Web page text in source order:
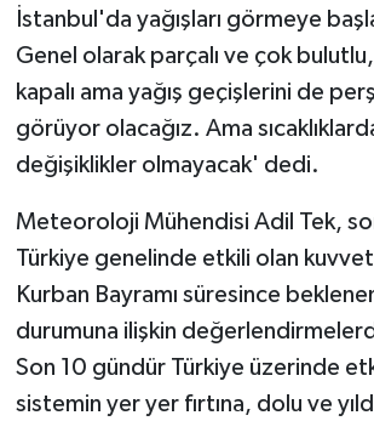
İstanbul'da yağışları görmeye
Genel olarak parçalı ve çok
kapalı ama yağış geçişlerini de
görüyor olacağız. Ama
değişiklikler olmayacak' dedi.
Meteoroloji Mühendisi Adil Tek,
Türkiye genelinde etkili olan
Kurban Bayramı süresince
durumuna ilişkin
Son 10 gündür Türkiye üzerinde
sistemin yer yer fırtına, dolu ve
Vasıta